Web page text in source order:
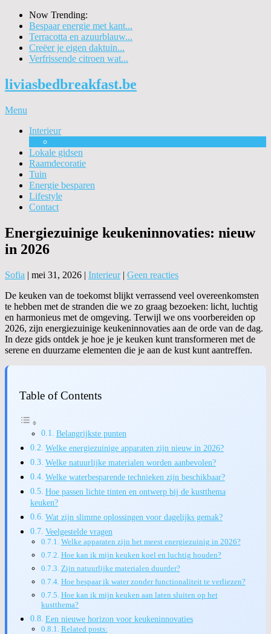
Now Trending:
Bespaar energie met kant...
Terracotta en azuurblauw...
Creëer je eigen daktuin...
Verfrissende citroen wat...
liviasbedbreakfast.be
Menu
Interieur
Lokale gidsen
Raamdecoratie
Tuin
Energie besparen
Lifestyle
Contact
Energiezuinige keukeninnovaties: nieuw
in 2026
Sofia | mei 31, 2026 | Interieur| Geen reacties
De keuken van de toekomst blijkt verrassend veel overeenkomsten
te hebben met de stranden die we zo graag bezoeken: licht, luchtig
en harmonieus met de omgeving. Terwijl we ons voorbereiden op
2026, zijn energiezuinige keukeninnovaties aan de orde van de dag.
In deze gids ontdek je hoe je je keuken kunt transformeren met de
serene en duurzame elementen die je aan de kust kunt aantreffen.
Table of Contents
Belangrijkste punten
Welke energiezuinige apparaten zijn nieuw in 2026?
Welke natuurlijke materialen worden aanbevolen?
Welke waterbesparende technieken zijn beschikbaar?
Hoe passen lichte tinten en ontwerp bij de kustthema
keuken?
Wat zijn slimme oplossingen voor dagelijks gemak?
Veelgestelde vragen
Welke apparaten zijn het meest energiezuinig in 2026?
Hoe kan ik mijn keuken koel en luchtig houden?
Zijn natuurlijke materialen duurder?
Hoe bespaar ik water zonder functionaliteit te verliezen?
Hoe kan ik mijn keuken aan laten sluiten op het
kustthema?
Een nieuwe horizon voor keukeninnovaties
Related posts: